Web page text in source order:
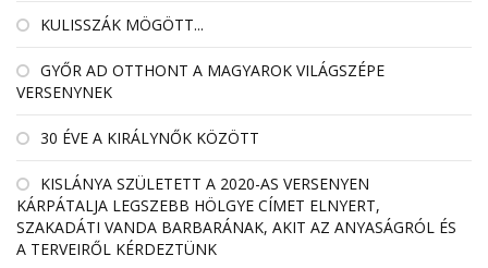
KULISSZÁK MÖGÖTT...
GYŐR AD OTTHONT A MAGYAROK VILÁGSZÉPE
VERSENYNEK
30 ÉVE A KIRÁLYNŐK KÖZÖTT
KISLÁNYA SZÜLETETT A 2020-AS VERSENYEN
KÁRPÁTALJA LEGSZEBB HÖLGYE CÍMET ELNYERT,
SZAKADÁTI VANDA BARBARÁNAK, AKIT AZ ANYASÁGRÓL ÉS
A TERVEIRŐL KÉRDEZTÜNK